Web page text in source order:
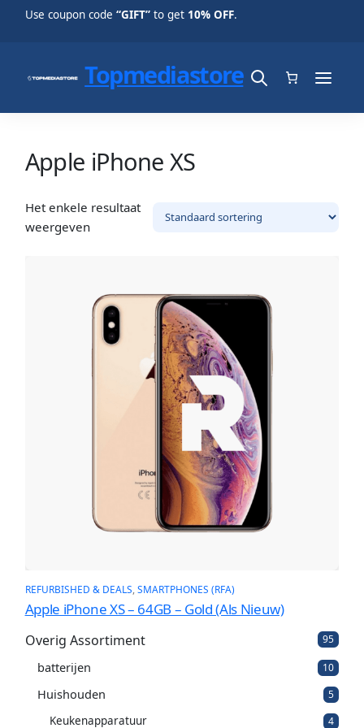
Use coupon code “GIFT”to get 10% OFF.
Topmediastore
Apple iPhone XS
Het enkele resultaat
weergeven
REFURBISHED & DEALS SMARTPHONES (RFA)
Apple iPhone XS – 64GB – Gold (Als Nieuw)
Overig Assortiment 959
p
o
d
batterijen 101
p
r
Huishouden 55
r
Keukenapparatuur 44